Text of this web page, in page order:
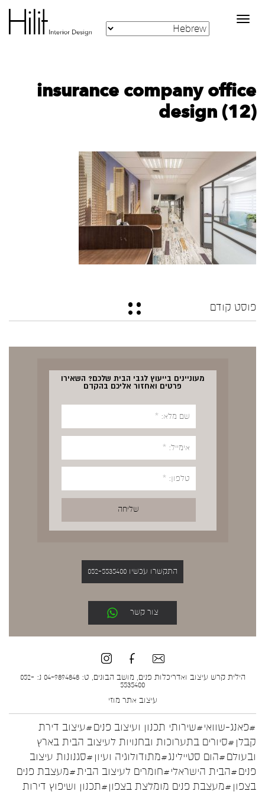
Toggle
navigation
insurance company office
design (12)
פוסט קודם
מעוניינים בייעוץ לגבי הבית שלכם? השאירו
פרטים ואחזור אליכם בהקדם
התקשרו עכשיו 052-5535400
צור קשר
הילית קרש עיצוב ואדריכלות פנים, מושב הבונים, ט: 04-9894848 נ: 052-
5535400
עיצוב אתר מוזי
#פאנג-שוואי#שירותי תכנון ועיצוב פנים#עיצוב דירת
קבלן #סיורים בתערוכות ובחנויות לעיצוב הבית בארץ
ובעולם#הום סטיילינג#מתודולוגיה ועיון #סגנונות עיצוב
פנים#הבית הישראלי#חומרים לעיצוב הבית#מעצבת פנים
בצפון #מעצבת פנים מומלצת בצפון#תכנון ושיפוץ דירות